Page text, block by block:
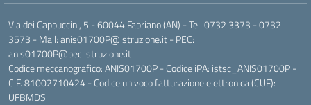
Via dei Cappuccini, 5 - 60044 Fabriano (AN) - Tel. 0732 3373 - 0732
3573 - Mail: anis01700P@istruzione.it - PEC:
anis01700P@pec.istruzione.it
Codice meccanografico: ANIS01700P - Codice iPA: istsc_ANIS01700P -
C.F. 81002710424 - Codice univoco fatturazione elettronica (CUF):
UFBMDS